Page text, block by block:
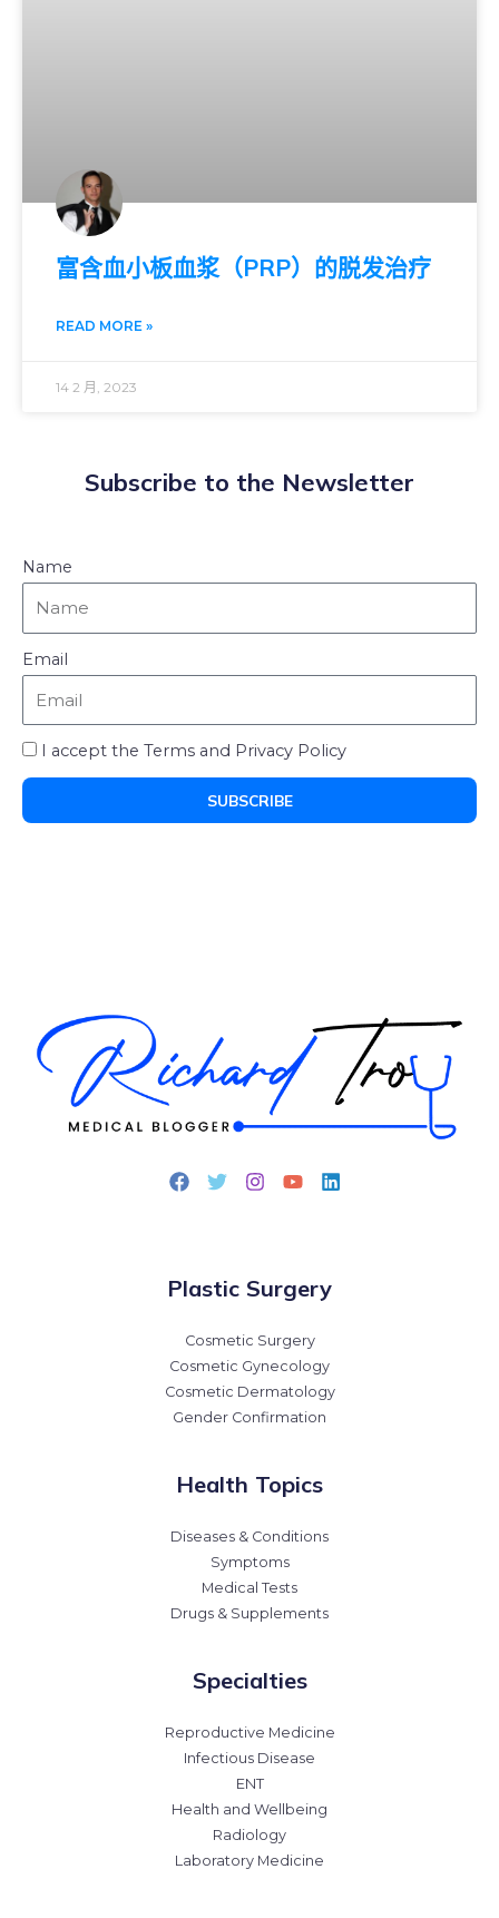
富含血小板血浆（PRP）的脱发治疗
READ MORE »
14 2 月, 2023
Subscribe to the Newsletter
Name
Email
I accept the Terms and Privacy Policy
SUBSCRIBE
Plastic Surgery
Cosmetic Surgery
Cosmetic Gynecology
Cosmetic Dermatology
Gender Confirmation
Health Topics
Diseases & Conditions
Symptoms
Medical Tests
Drugs & Supplements
Specialties
Reproductive Medicine
Infectious Disease
ENT
Health and Wellbeing
Radiology
Laboratory Medicine